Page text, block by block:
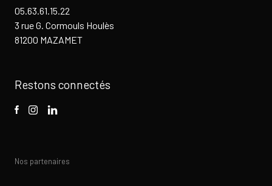
05.63.61.15.22
3 rue G. Cormouls Houlès
81200 MAZAMET
Restons connectés
Nos partenaires